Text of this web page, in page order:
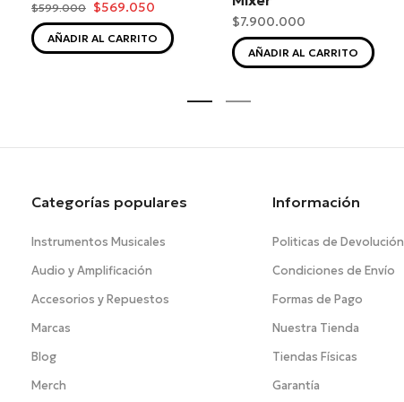
$599.000 $569.050
AÑADIR AL CARRITO
$7.900.000
AÑADIR AL CARRITO
Categorías populares
Instrumentos Musicales
Audio y Amplificación
Accesorios y Repuestos
Marcas
Blog
Merch
Información
Politicas de Devolución
Condiciones de Envío
Formas de Pago
Nuestra Tienda
Tiendas Físicas
Garantía